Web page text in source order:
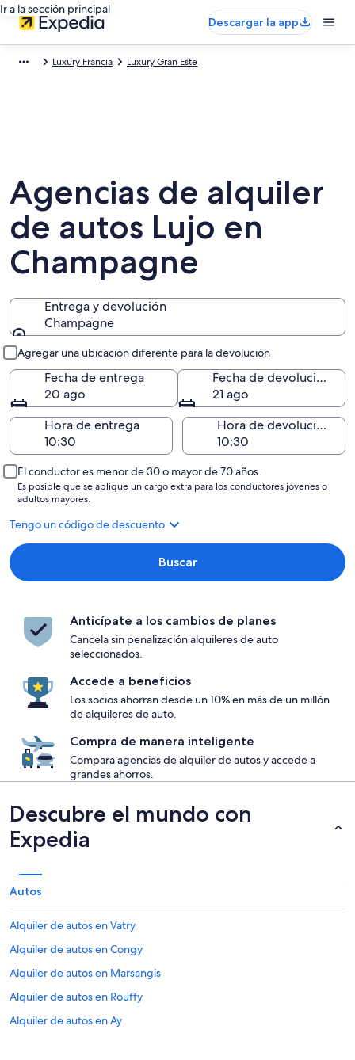
Ir a la sección principal
Descargar la app
Luxury Francia Luxury Gran Este
Agencias de alquiler
de autos Lujo en
Champagne
Entrega y devolución
Champagne
Agregar una ubicación diferente para la devolución
Fecha de entrega
20 ago
Fecha de devolución
21 ago
Hora de entrega
Hora de devolución
El conductor es menor de 30 o mayor de 70 años.
Es posible que se aplique un cargo extra para los conductores jóvenes o
adultos mayores.
Tengo un código de descuento
Buscar
Anticípate a los cambios de planes
Cancela sin penalización alquileres de auto
seleccionados.
Accede a beneficios
Los socios ahorran desde un 10% en más de un millón
de alquileres de auto.
Compra de manera inteligente
Compara agencias de alquiler de autos y accede a
grandes ahorros.
Descubre el mundo con
Expedia
Autos
Alquiler de autos en Vatry
Alquiler de autos en Congy
Alquiler de autos en Marsangis
Alquiler de autos en Rouffy
Alquiler de autos en Ay